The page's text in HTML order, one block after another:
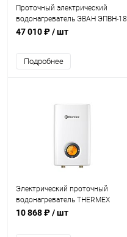
Проточный электрический
водонагреватель ЭВАН ЭПВН-18
47 010 ₽/ шт
Подробнее
Электрический проточный
водонагреватель THERMEX
Topflow 6000
10 868 ₽/ шт